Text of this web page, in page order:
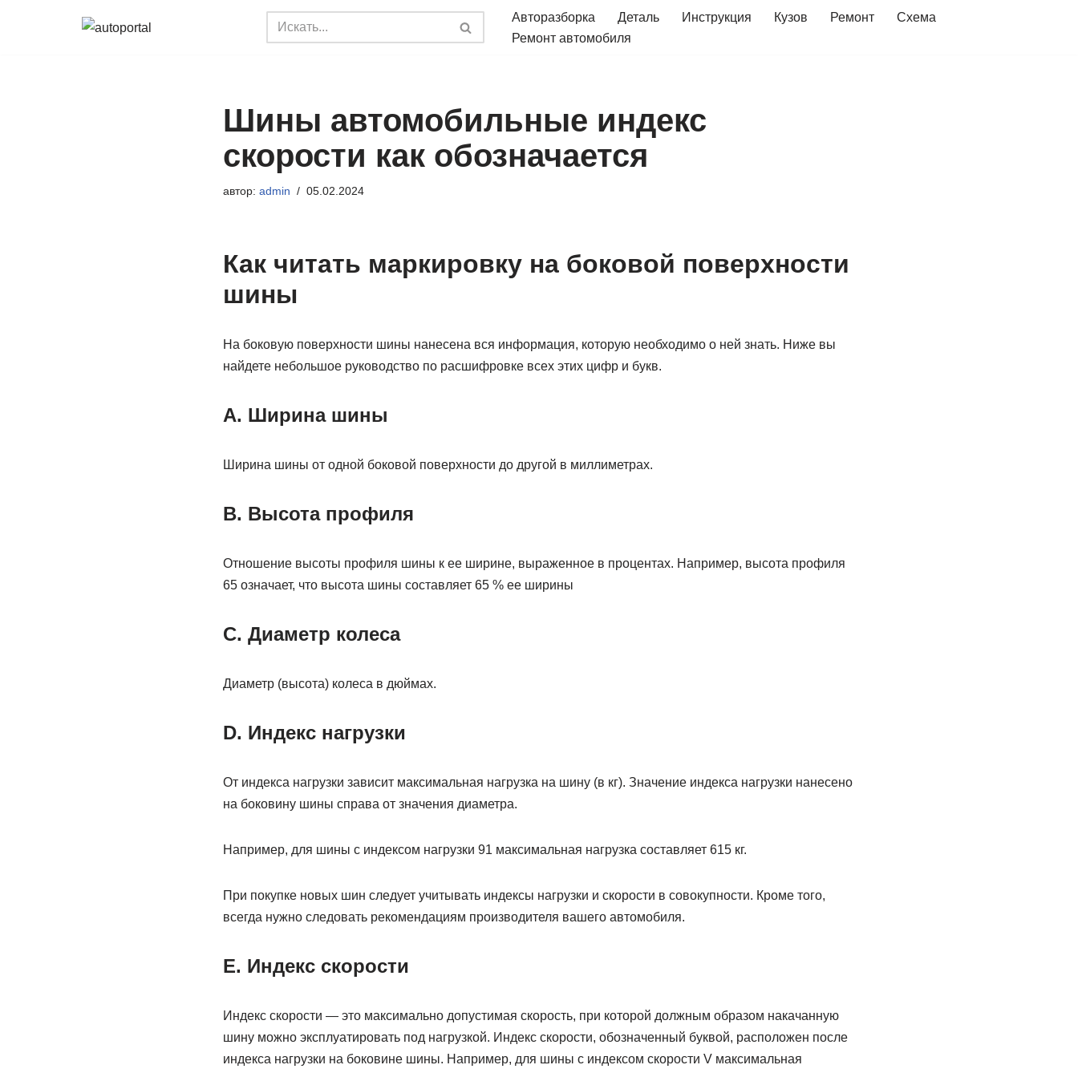
Авторазборка Деталь Инструкция Кузов Ремонт
Схема
Ремонт автомобиля
Шины автомобильные индекс
скорости как обозначается
автор: admin 05.02.2024
Как читать маркировку на боковой поверхности
шины
На боковую поверхности шины нанесена вся информация, которую необходимо о ней знать. Ниже вы
найдете небольшое руководство по расшифровке всех этих цифр и букв.
A. Ширина шины
Ширина шины от одной боковой поверхности до другой в миллиметрах.
B. Высота профиля
Отношение высоты профиля шины к ее ширине, выраженное в процентах. Например, высота профиля
65 означает, что высота шины составляет 65 % ее ширины
C. Диаметр колеса
Диаметр (высота) колеса в дюймах.
D. Индекс нагрузки
От индекса нагрузки зависит максимальная нагрузка на шину (в кг). Значение индекса нагрузки нанесено
на боковину шины справа от значения диаметра.
Например, для шины с индексом нагрузки 91 максимальная нагрузка составляет 615 кг.
При покупке новых шин следует учитывать индексы нагрузки и скорости в совокупности. Кроме того,
всегда нужно следовать рекомендациям производителя вашего автомобиля.
E. Индекс скорости
Индекс скорости — это максимально допустимая скорость, при которой должным образом накачанную
шину можно эксплуатировать под нагрузкой. Индекс скорости, обозначенный буквой, расположен после
индекса нагрузки на боковине шины. Например, для шины с индексом скорости V максимальная